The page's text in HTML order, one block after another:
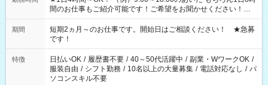
間のお仕事もご紹介可能です！ご希望をお聞かせください！★
家庭の都合でお休みが必要な場合も遠慮なくご相談ください。
※週最低15時間以上の勤務が必要です
期間
短期2ヵ月～のお仕事です。開始日はご相談ください！ ★急募
です！
特徴 日払いOK / 履歴書不要 / 40～50代活躍中 / 副業・WワークOK /
服装自由 / シフト勤務 / 10名以上の大量募集 / 電話対応なし / パ
ソコンスキル不要